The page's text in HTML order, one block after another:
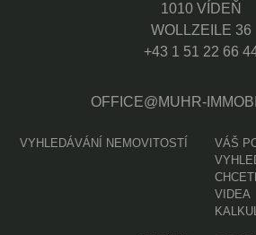
1010 VÍDEŇ
WOLLZEILE 36
+43 1 51 22 66
OFFICE@MUHR-
VYHLEDÁVÁNÍ NEMOVITOSTÍ
VÁŠ
VIDEA